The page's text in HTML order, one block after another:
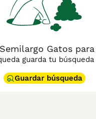
«gato oriental
que aporte
Gatos
guarda tu
Guardar búsqueda